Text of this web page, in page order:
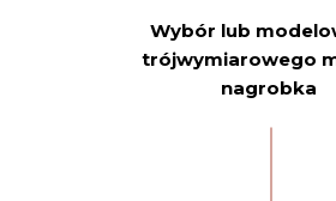
Wybór lub
trójwymiarowego
nagrobka